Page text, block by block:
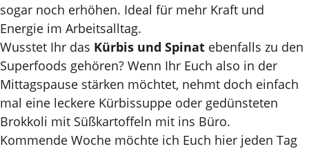
sogar noch erhöhen. Ideal für mehr Kraft und
Energie im Arbeitsalltag.
Wusstet Ihr das Kürbis und Spinat ebenfalls zu den
Superfoods gehören? Wenn Ihr Euch also in der
Mittagspause stärken möchtet, nehmt doch einfach
mal eine leckere Kürbissuppe oder gedünsteten
Brokkoli mit Süßkartoffeln mit ins Büro.
Kommende Woche möchte ich Euch hier jeden Tag